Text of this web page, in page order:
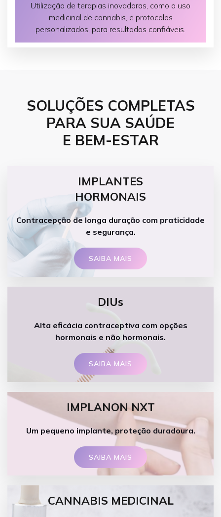
Utilização de terapias inovadoras, como o uso
medicinal de cannabis, e protocolos
personalizados, para resultados confiáveis.
SOLUÇÕES COMPLETAS
PARA SUA SAÚDE
E BEM-ESTAR
IMPLANTES
HORMONAIS
Contracepção de longa duração com praticidade
e segurança.
SAIBA MAIS
DIUs
Alta eficácia contraceptiva com opções
hormonais e não hormonais.
SAIBA MAIS
IMPLANON NXT
Um pequeno implante, proteção duradoura.
SAIBA MAIS
CANNABIS MEDICINAL